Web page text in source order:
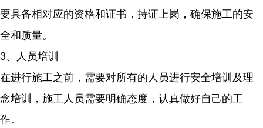
要具备相对应的资格和证书，持证上岗，确保施工的安
全和质量。
3、人员培训
在进行施工之前，需要对所有的人员进行安全培训及理
念培训，施工人员需要明确态度，认真做好自己的工
作。